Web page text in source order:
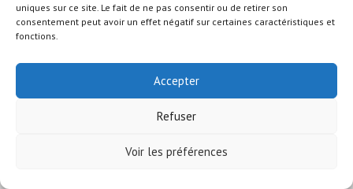
uniques sur ce site. Le fait de ne pas consentir ou de retirer son
consentement peut avoir un effet négatif sur certaines caractéristiques et
fonctions.
Accepter
Refuser
Voir les préférences